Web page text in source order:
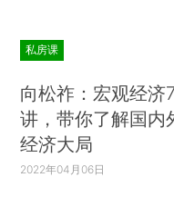
私房课
向松祚：宏观经济
讲，带你了解国内
经济大局
2022年04月06日